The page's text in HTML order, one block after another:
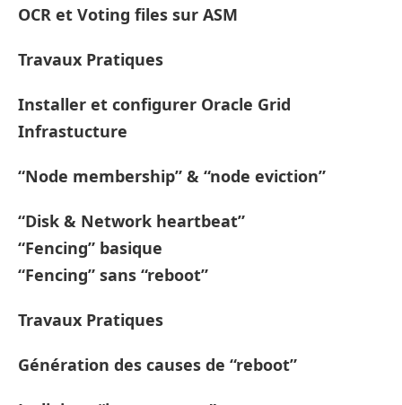
OCR et Voting files sur ASM
Travaux Pratiques
Installer et configurer Oracle Grid
Infrastucture
“Node membership” & “node eviction”
“Disk & Network heartbeat”
“Fencing” basique
“Fencing” sans “reboot”
Travaux Pratiques
Génération des causes de “reboot”